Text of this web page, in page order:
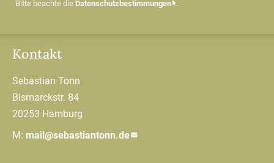
Bitte beachte die Datenschutzbestimmungen .
Kontakt
Sebastian Tonn
Bismarckstr. 84
20253 Hamburg
M: mail@sebastiantonn.de